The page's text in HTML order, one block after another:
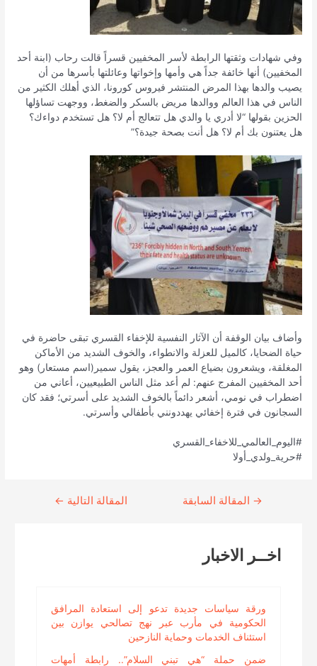
وفي شهادات وثقتها الرابطة لأسر المخفيين قسراً قالت رحاب (ابنة أحد
المخفيين) أنها خائفة جداً هي وأمها وإخواتها وعائلتها بأسرها من أن
يصيب والدها بهذا المرض المنتشر فيروس كورونا، الذي أهلك الكثير من
الناس في هذا العالم ووالدها مريض بالسكر والضغط، ووجهت تساؤلها
الحزين بقولها “لا أدري يا والدي هل تتعالج أم لا؟ هل تستخدم دواءك؟
هل يعتنون بك أم لا؟ هل أنت بصحة جيدة؟”
وأضاف بيان الوقفة أن الآثار النفسية للإخفاء القسري تبقى حاضرة في
حياة الضحايا، كالميل للعزلة والانطواء، والخوف الشديد من الأماكن
المغلقة، ويشعرون بضياع العمر والعجز، يقول سمير(اسم مستعار) وهو
أحد المخفيين المفرج عنهم: لم أعد مثل الناس الطبيعيين، أعاني من
اضطراب في نومي، أشعر دائماً بالخوف الشديد على أسرتي؛ فقد كان
السجانون في فترة إخفائي يهددونني بأطفالي وأسرتي.
#اليوم_العالمي_للاخفاء_القسري
#حرية_ولدي_أولا
Continue
→ المقالة السابقة المقالة التالية ←
اخــر الاخبار
ورقة سياسات جديدة تدعو إلى استعادة المرافق
الحكومية في مأرب عبر نهج تصالحي يوازن بين
استئناف الخدمات وحماية النازحين
ضمن حملة “هي تبني السلام”.. رابطة أمهات